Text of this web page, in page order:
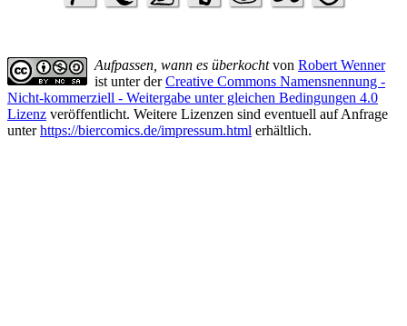
Aufpassen, wann es überkochtvon Robert Wenner
ist unter derCreative Commons Namensnennung -
Nicht-kommerziell - Weitergabe unter gleichen Bedingungen 4.0
Lizenz veröffentlicht. Weitere Lizenzen sind eventuell auf Anfrage
unterhttps://biercomics.de/impressum.html erhältlich.